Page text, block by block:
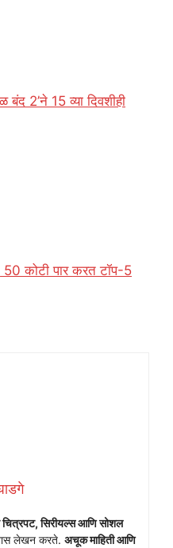
बंद 2’ने 15 व्या दिवशीही
50 कोटी पार करत टॉप-5
चित्रपट, सिरीयल्स आणि सोशल
लेखन करते. अचूक माहिती आणि